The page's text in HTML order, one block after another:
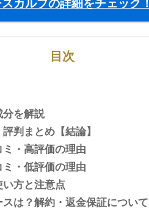
カルプの詳細をチェック！
目次
分を解説
判まとめ【結論】
・高評価の理由
・低評価の理由
方と注意点
は？解約・返金保証について